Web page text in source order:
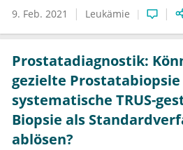
9. Feb. 2021 Leukämie
Prostatadiagnostik:
gezielte Prostatabiopsie
systematische TRUS-
Biopsie als
ablösen?